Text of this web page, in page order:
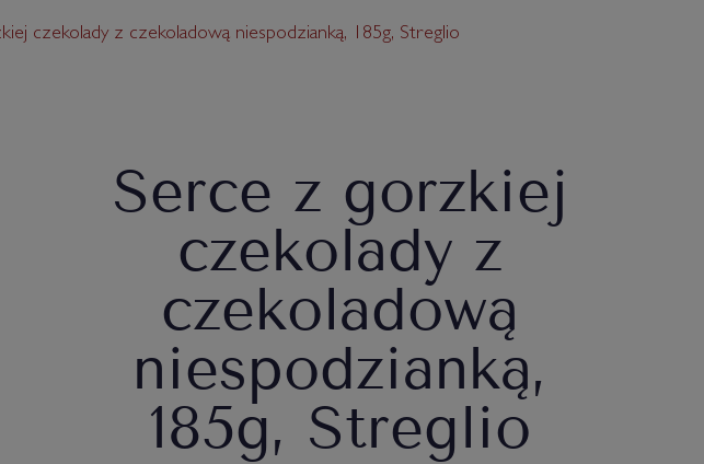
czekolady z czekoladową niespodzianką, 185g, Streglio
Serce z gorzkiej
czekolady z
czekoladową
niespodzianką,
185g, Streglio